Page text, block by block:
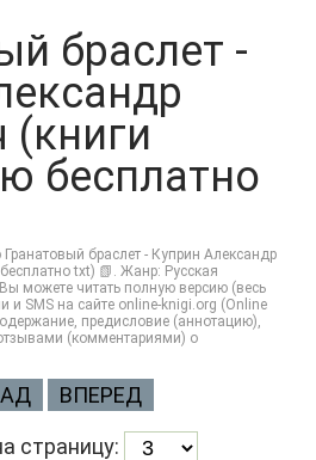
браслет -
(книги
бесплатно
браслет - Куприн Александр
txt) 📗. Жанр: Русская
можете читать полную версию (весь
и SMS на сайте online-knigi.org (Online
предисловие (аннотацию),
(комментариями) о
ВПЕРЕД
страницу: